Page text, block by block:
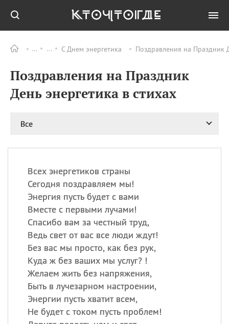
С Днем энергетика Поздравления на Праздник
Поздравления на Праздник
День энергетика в стихах
Все
Всех энергетиков страны
Сегодня поздравляем мы!
Энергия пусть будет с вами
Вместе с первыми лучами!
Спасибо вам за честный труд,
Ведь свет от вас все люди ждут!
Без вас мы просто, как без рук,
Куда ж без ваших мы услуг? !
Желаем жить без напряжения,
Быть в лучезарном настроении,
Энергии пусть хватит всем,
Не будет с током пусть проблем!
ПРАЗДНИКИ Все
08.08 День «Счастье
случается» (Happiness
Happens Day)
великомученика
врачей и целителя
09.08 День книголюбов (Book
ИМЕНА
Сегодня празднуют именины
Александр